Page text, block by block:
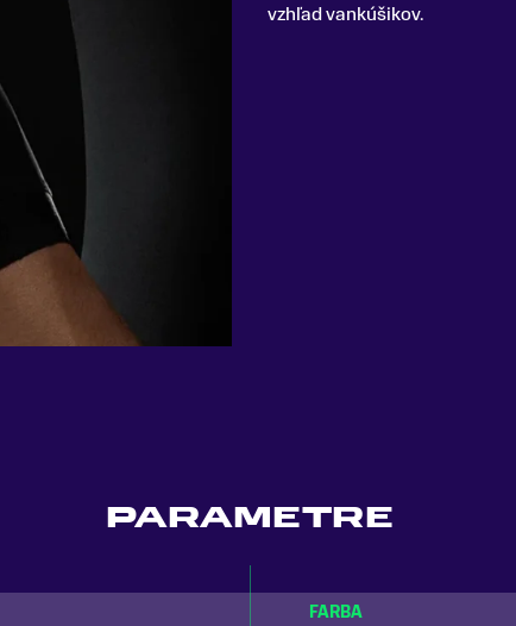
vzhľad vankúšikov.
PARAMETRE
FARBA